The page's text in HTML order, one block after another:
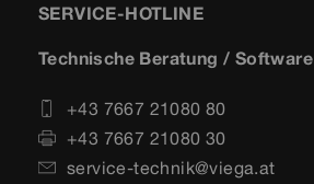
SERVICE-HOTLINE
Technische Beratung / Software
+43 7667 21080 80
+43 7667 21080 30
service-technik@viega.at